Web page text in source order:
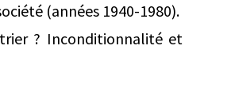
(années 1940-1980).
trier ? Inconditionnalité et